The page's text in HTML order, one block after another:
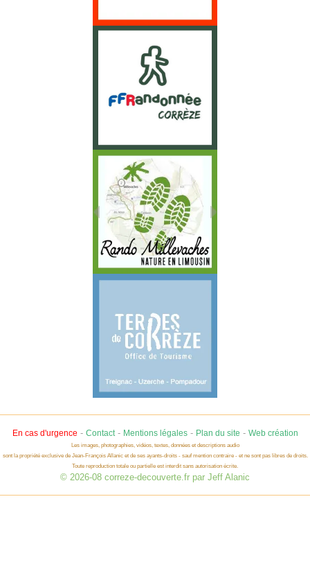
En cas d'urgence - Contact- Mentions légales- Plan du site - Web création
Les images, photographies, vidéos, textes, données et descriptions audio
sont la propriété exclusive de Jean-François Allanic et de ses ayants-droits - sauf mention contraire - et ne sont pas libres de droits.
Toute reproduction totale ou partielle est interdit sans autorisation écrite.
© 2026-08 correze-decouverte.fr par Jeff Alanic